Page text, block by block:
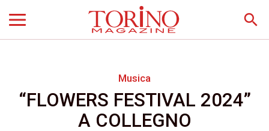
search
Musica
“FLOWERS FESTIVAL 2024”
A COLLEGNO